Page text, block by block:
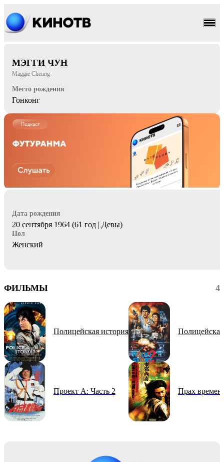
МЭГГИ ЧУН
Maggie Cheung
Место рождения
Гонконг
Дата рождения
20 сентября 1964 (61 год | Девы)
Пол
Женский
ФИЛЬМЫ 4
Полицейская история
Проект А: Часть 2 Прах времен